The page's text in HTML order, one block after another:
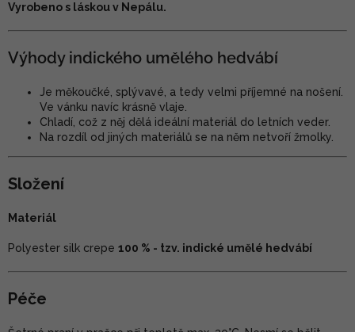
Vyrobeno s láskou v Nepálu.
Výhody indického umělého hedvábí
Je měkoučké, splývavé, a tedy velmi příjemné na nošení.
Ve vánku navíc krásně vlaje.
Chladí, což z něj dělá ideální materiál do letních veder.
Na rozdíl od jiných materiálů se na něm netvoří žmolky.
Složení
Materiál
Polyester silk crepe 100 % - tzv. indické umělé hedvábí
Péče